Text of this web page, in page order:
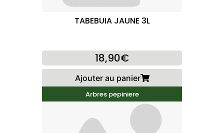
TABEBUIA JAUNE 3L
18,90€
Ajouter au panier
Arbres pepiniere